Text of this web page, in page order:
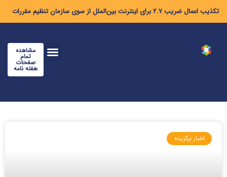
تکذیب اعمال ضریب ۲.۷ برای اینترنت بین‌الملل از سوی سازمان تنظیم مقررات
مشاهده
تمام
صفحات
هفته نامه
اخبار برگزیده